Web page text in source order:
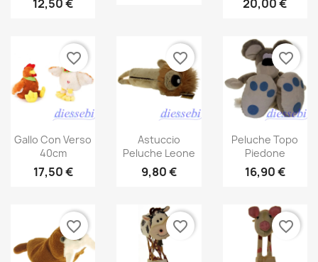
12,50 € 20,00 €
Gallo Con Verso
40cm
17,50 €
favorite_border
Astuccio
Peluche Leone
9,80 €
favorite_border
Peluche Topo
Piedone
16,90 €
favorite_border
favorite_border favorite_border favorite_border